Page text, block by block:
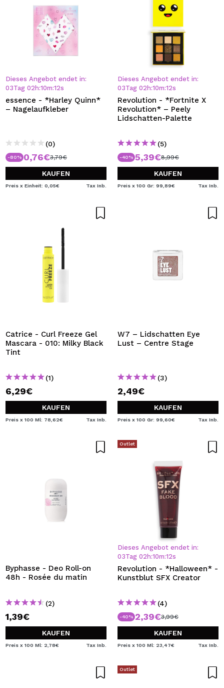
Dieses Angebot endet in:
03Tag 02 h:10m:12s
essence - *Harley Quinn*
– Nagelaufkleber
(0)
-80% 0,76€3,79€
KAUFEN
Preis x Einheit: 0,05€ Tax Inb.
Dieses Angebot endet in:
03Tag 02 h:10m:12s
Revolution - *Fortnite X
Revolution* – Peely
Lidschatten-Palette
(5)
-40% 5,39€8,99€
KAUFEN
Preis x 100 Gr: 99,89€ Tax Inb.
Catrice - Curl Freeze Gel
Mascara - 010: Milky Black
Tint
(1)
6,29€
KAUFEN
Preis x 100 Ml: 78,62€ Tax Inb.
W7 – Lidschatten Eye
Lust – Centre Stage
(3)
2,49€
KAUFEN
Preis x 100 Gr: 99,60€ Tax Inb.
Byphasse - Deo Roll-on
48h - Rosée du matin
(2)
1,39€
KAUFEN
Preis x 100 Ml: 2,78€ Tax Inb.
Outlet
Dieses Angebot endet in:
03Tag 02 h:10m:12s
Revolution - *Halloween* -
Kunstblut SFX Creator
(4)
-40% 2,39€3,99€
KAUFEN
Preis x 100 Ml: 23,47€ Tax Inb.
Outlet